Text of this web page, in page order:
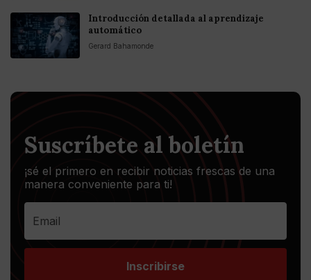
Introducción detallada al aprendizaje
automático
Gerard Bahamonde
Suscríbete al boletín
¡sé el primero en recibir noticias frescas de una
manera conveniente para ti!
Inscribirse